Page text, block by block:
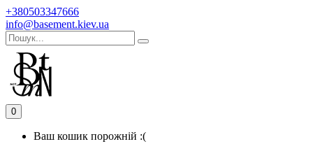
+380503347666
info@basement.kiev.ua
0
Ваш кошик порожній :(